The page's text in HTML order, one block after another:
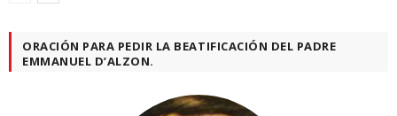
ORACIÓN PARA PEDIR LA BEATIFICACIÓN DEL PADRE
EMMANUEL D’ALZON.